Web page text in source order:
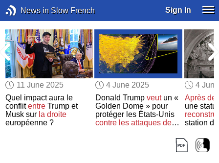
News in Slow French Sign In
11 June 2025
Quel impact aura le
conflitentre Trump et
Musk sur la droite
européenne ?
4 June 2025
Donald Trump veutun «
Golden Dome » pour
protéger les États-Unis
contre les attaques de
4
Après
une
station